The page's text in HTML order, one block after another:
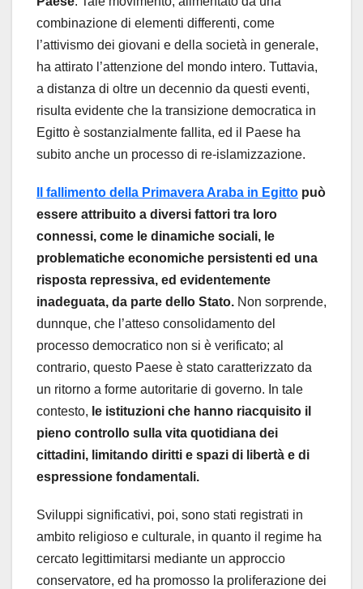
combinazione di elementi differenti, come
l’attivismo dei giovani e della società in generale,
ha attirato l’attenzione del mondo intero. Tuttavia,
a distanza di oltre un decennio da questi eventi,
risulta evidente che la transizione democratica in
Egitto è sostanzialmente fallita, ed il Paese ha
subito anche un processo di re-islamizzazione.
Il fallimento della Primavera Araba in Egitto può
essere attribuito a diversi fattori tra loro
connessi, come le dinamiche sociali, le
problematiche economiche persistenti ed una
risposta repressiva, ed evidentemente
inadeguata, da parte dello Stato. Non sorprende,
dunnque, che l’atteso consolidamento del
processo democratico non si è verificato; al
contrario, questo Paese è stato caratterizzato da
un ritorno a forme autoritarie di governo. In tale
contesto, le istituzioni che hanno riacquisito il
pieno controllo sulla vita quotidiana dei
cittadini, limitando diritti e spazi di libertà e di
espressione fondamentali.
Sviluppi significativi, poi, sono stati registrati in
ambito religioso e culturale, in quanto il regime ha
cercato legittimitarsi mediante un approccio
conservatore, ed ha promosso la proliferazione dei